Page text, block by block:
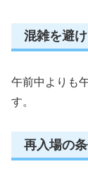
混雑を避
午前中よりも
す。
再入場の